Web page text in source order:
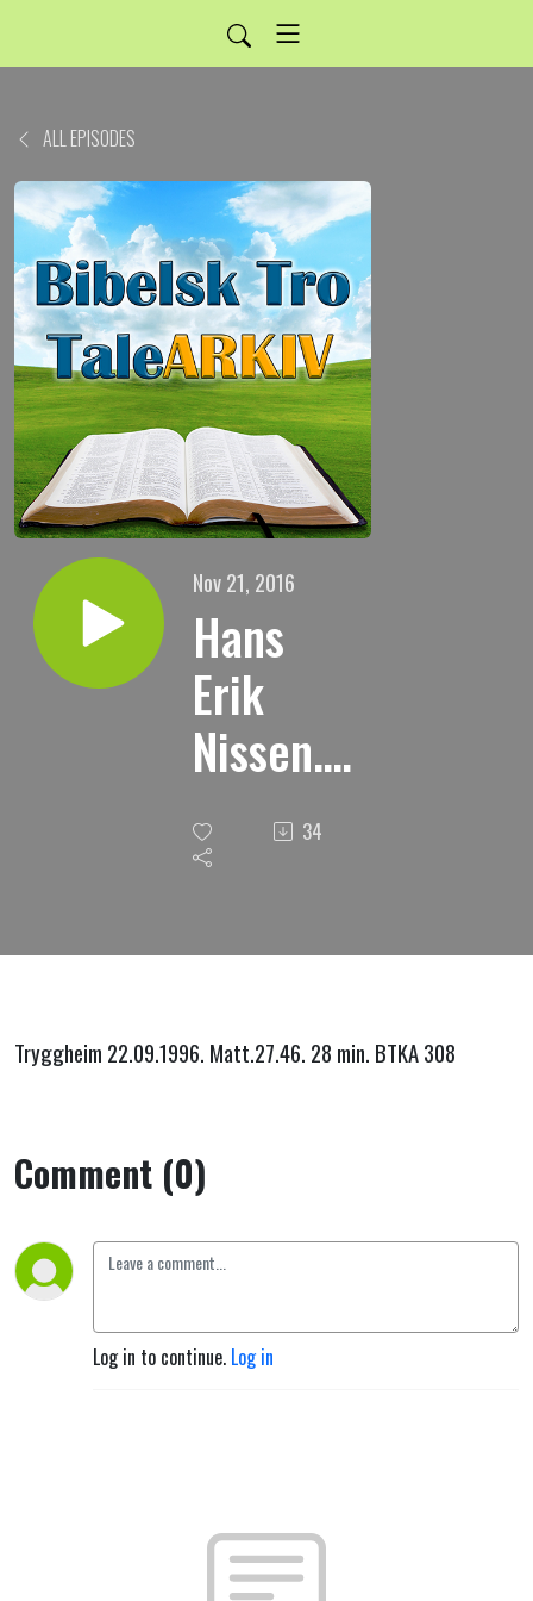
ALL EPISODES
Nov 21, 2016
Hans
Erik
Nissen. "
Jesu
fjerde
korset "
34
Tryggheim 22.09.1996. Matt.27.46. 28 min. BTKA 308
Comment (0)
Log in to continue. Log in